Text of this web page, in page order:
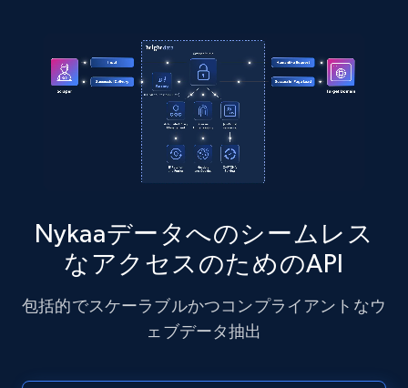
Instagram - Posts - Collects posts from a
specific URLs by using profile URL
URL, User posted, Description, Hashtags, Num
comments, Date posted, Likes, Photos, and
Zpid, City, State, HomeStatus, Address,
IsListingClaimedByCurrentSignedInUser,
and more.
Nykaaデータへのシームレス
なアクセスのためのAPI
包括的でスケーラブルかつコンプライアントなウ
ェブデータ抽出